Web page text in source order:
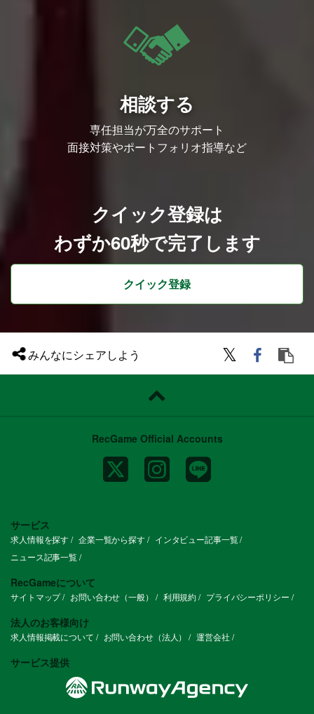
トラブル、クレーム対応（対取引先、対ユ
ーザー、労務関連など）
社内フローの整備、法務リテラシー向上の
【このポジションの魅力】
組織づくりへの参画： 成長フェーズにあ
る組織のマネージャーとして、メンバー育
成や業務フローの構築など、組織マネジメ
ントの経験を存分に発揮できる環境です。
圧倒的な経験値： 電子コミックからVTub
er、海外展開まで、多岐にわたるエンタメ
事業を1社で経験でき、複雑な権利関係や
新規スキームの構築など、市場価値の高い
経験を積むことができます。
組織づくりへの参画： 成長フェーズにあ
成や業務フローの構築など、組織マネジメ
経営に近い距離感： 部門長と連携し、経
相談する
専任担当が万全のサポート
面接対策やポートフォリオ指導など
クイック登録は
わずか60秒で完了します
クイック登録
みんなにシェアしよう
RecGame Official Accounts
サービス
求人情報を探す 企業一覧から探す
インタビュー記事一覧
ニュース記事一覧
RecGameについて
サイトマップ お問い合わせ（一般） 利用規約 プライバシーポリシー
法人のお客様向け
求人情報掲載について お問い合わせ（法人） 運営会社
サービス提供